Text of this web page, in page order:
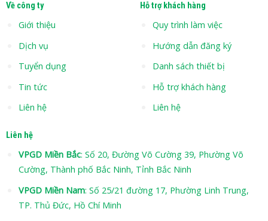
Về công ty
Giới thiệu
Dịch vụ
Tuyển dụng
Tin tức
Liên hệ
Hỗ trợ khách hàng
Quy trình làm việc
Hướng dẫn đăng ký
Danh sách thiết bị
Hỗ trợ khách hàng
Liên hệ
Liên hệ
VPGD Miền Bắc: Số 20, Đường Võ Cường 39, Phường Võ
Cường, Thành phố Bắc Ninh, Tỉnh Bắc Ninh
VPGD Miền Nam: Số 25/21 đường 17, Phường Linh Trung,
TP. Thủ Đức, Hồ Chí Minh